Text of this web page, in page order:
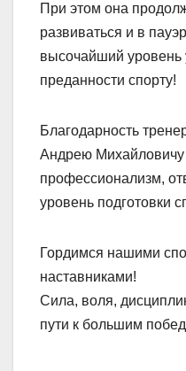
При этом она
развиваться и в
высочайший уровень
преданности спорту!
Благодарность
Андрею
профессионализм,
уровень подготовки
Гордимся нашими
наставниками!
Сила, воля,
пути к большим